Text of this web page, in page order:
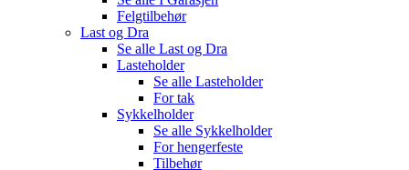
Felgtilbehør
Last og Dra
Se alle Last og Dra
Lasteholder
Se alle Lasteholder
For tak
Sykkelholder
Se alle Sykkelholder
For hengerfeste
Tilbehør